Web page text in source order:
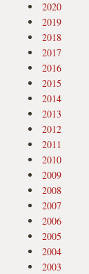
2020
2019
2018
2017
2016
2015
2014
2013
2012
2011
2010
2009
2008
2007
2006
2005
2004
2003